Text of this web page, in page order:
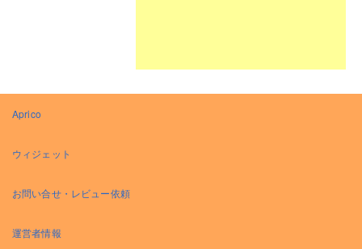
Aprico
ウィジェット
お問い合せ・レビュー依頼
運営者情報